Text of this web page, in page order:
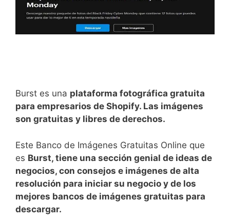
Burst es una plataforma fotográfica gratuita
para empresarios de Shopify. Las imágenes
son gratuitas y libres de derechos.
Este Banco de Imágenes Gratuitas Online que
es Burst, tiene una sección genial de ideas de
negocios, con consejos e imágenes de alta
resolución para iniciar su negocio y de los
mejores bancos de imágenes gratuitas para
descargar.